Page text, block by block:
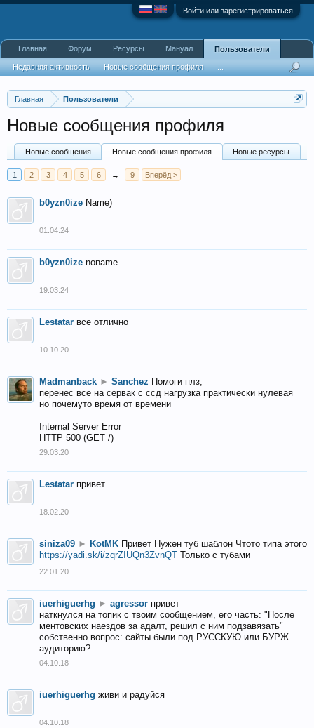
Войти или зарегистрироваться
Главная Пользователи
Новые сообщения профиля
Новые сообщения Новые сообщения профиля Новые ресурсы
1 2 3 4 5 6 → 9 Вперёд >
b0yzn0ize Name)
01.04.24
b0yzn0ize noname
19.03.24
Lestatar все отлично
10.10.20
Madmanback ► Sanchez Помоги плз,
перенес все на сервак с ссд нагрузка практически нулевая
но почемуто время от времени
Internal Server Error
HTTP 500 (GET /)
29.03.20
Lestatar привет
18.02.20
siniza09 ► KotMK Привет Нужен туб шаблон Чтото типа этого
https://yadi.sk/i/zqrZIUQn3ZvnQT Только с тубами
22.01.20
iuerhiguerhg ► agressor привет
наткнулся на топик с твоим сообщением, его часть: "После
ментовских наездов за адалт, решил с ним подзавязать"
собственно вопрос: сайты были под РУССКУЮ или БУРЖ
аудиторию?
04.10.18
iuerhiguerhg живи и радуйся
04.10.18
Главная Форум Ресурсы Мануал Пользователи
Недавняя активность Новые сообщения профиля